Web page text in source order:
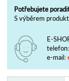
Potřebujete
S výběrem
E-
telefon:
e-mail: